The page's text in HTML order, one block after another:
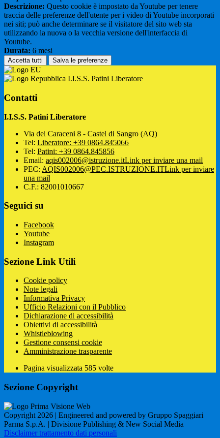
Descrizione: Questo cookie è impostato da Youtube per tenere
traccia delle preferenze dell'utente per i video di Youtube incorporati
nei siti; può anche determinare se il visitatore del sito web sta
utilizzando la nuova o la vecchia versione dell'interfaccia di
Youtube.
Durata: 6 mesi
Accetta tutti Salva le preferenze
I.I.S.S. Patini Liberatore
Contatti
I.I.S.S. Patini Liberatore
Via dei Caraceni 8 - Castel di Sangro (AQ)
Tel: Liberatore: +39 0864.845066
Tel: Patini: +39 0864.845856
Email: aqis002006@istruzione.itLink per inviare una mail
PEC: AQIS002006@PEC.ISTRUZIONE.ITLink per inviare
una mail
C.F.: 82001010667
Seguici su
Facebook
Youtube
Instagram
Sezione Link Utili
Cookie policy
Note legali
Informativa Privacy
Ufficio Relazioni con il Pubblico
Dichiarazione di accessibilità
Obiettivi di accessibilità
Whistleblowing
Gestione consensi cookie
Amministrazione trasparente
Pagina visualizzata 585 volte
Sezione Copyright
Copyright 2026 | Engineered and powered by Gruppo Spaggiari
Parma S.p.A. | Divisione Publishing & New Social Media
Disclaimer trattamento dati personali